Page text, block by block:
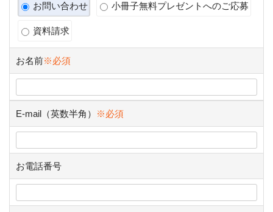
お問い合わせ 小冊子無料プレゼントへのご応募
資料請求
お名前※必須
E-mail（英数半角） ※必須
お電話番号